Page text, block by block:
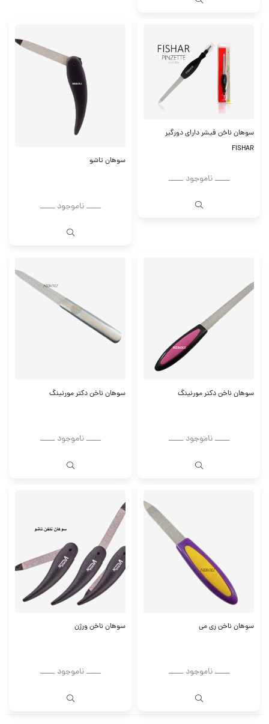
سوهان ناخن فیشر دارای دورگیر
FISHAR
ــــــ ناموجود ــــــ
سوهان تاشو
ــــــ ناموجود ــــــ
سوهان ناخن دکتر مورنینگ
ــــــ ناموجود ــــــ
سوهان ناخن دکتر مورنینگ
ــــــ ناموجود ــــــ
سوهان ناخن ری می
ــــــ ناموجود ــــــ
سوهان ناخن ورژن
ــــــ ناموجود ــــــ